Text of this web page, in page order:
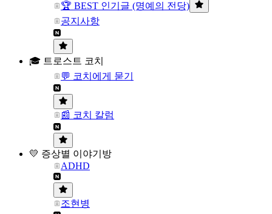
🏆 BEST 인기글 (명예의 전당)
공지사항
🎓 트로스트 코치
💬 코치에게 묻기
📰 코치 칼럼
💛 증상별 이야기방
ADHD
조현병